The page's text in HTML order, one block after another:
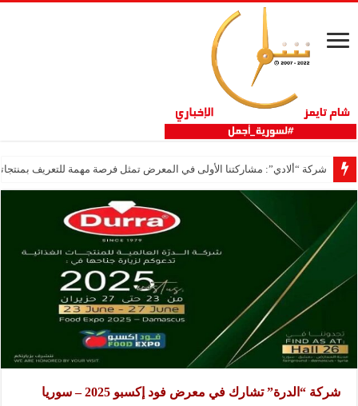
شركة “ألادي”: مشاركتنا الأولى في المعرض تمثل فرصة مهمة للتعريف
شركة “الدرة” تشارك في معرض فود إكسبو 2025 – سوريا